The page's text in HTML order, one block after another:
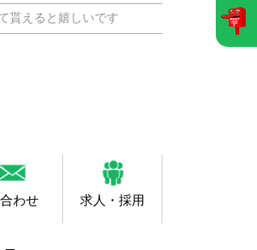
貰えると嬉しいです
わせ 求人・採用